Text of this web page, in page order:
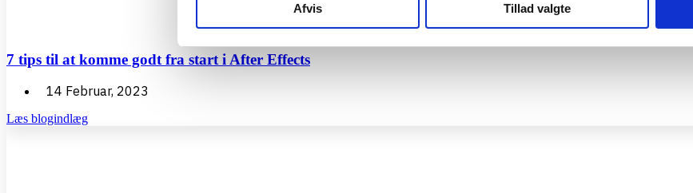
Afvis Tillad valgte
7 tips til at komme godt fra start i After Effects
14 Februar, 2023
Læs blogindlæg